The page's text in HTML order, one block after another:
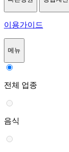
이용가이드
메뉴
전체 업종
음식